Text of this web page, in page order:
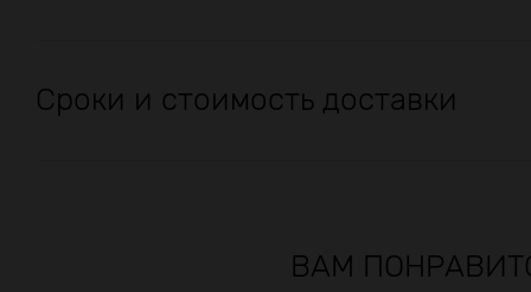
Сроки и стоимость доставки
ВАМ